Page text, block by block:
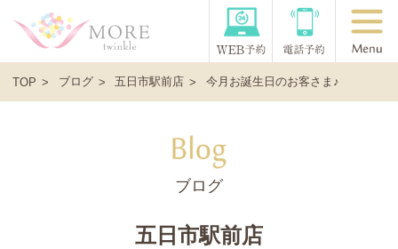
TOP ブログ 五日市駅前店 今月お誕生日のお客さま♪
ブログ
五日市駅前店